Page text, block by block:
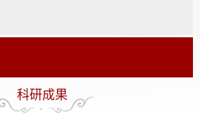
科研成果